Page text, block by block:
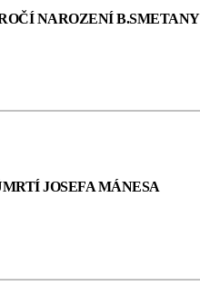
NAROZENÍ B.SMETANY
JOSEFA MÁNESA